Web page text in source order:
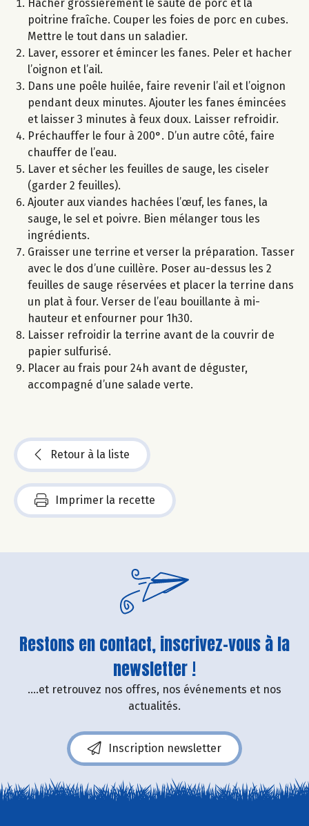
Hacher grossièrement le sauté de porc et la
poitrine fraîche. Couper les foies de porc en cubes.
Mettre le tout dans un saladier.
Laver, essorer et émincer les fanes. Peler et hacher
l’oignon et l’ail.
Dans une poêle huilée, faire revenir l’ail et l’oignon
pendant deux minutes. Ajouter les fanes émincées
et laisser 3 minutes à feux doux. Laisser refroidir.
Préchauffer le four à 200°. D’un autre côté, faire
chauffer de l’eau.
Laver et sécher les feuilles de sauge, les ciseler
(garder 2 feuilles).
Ajouter aux viandes hachées l’œuf, les fanes, la
sauge, le sel et poivre. Bien mélanger tous les
ingrédients.
Graisser une terrine et verser la préparation. Tasser
avec le dos d’une cuillère. Poser au-dessus les 2
feuilles de sauge réservées et placer la terrine dans
un plat à four. Verser de l’eau bouillante à mi-
hauteur et enfourner pour 1h30.
Laisser refroidir la terrine avant de la couvrir de
papier sulfurisé.
Placer au frais pour 24h avant de déguster,
accompagné d’une salade verte.
Retour à la liste
Imprimer la recette
Restons en contact, inscrivez-vous à la
newsletter !
....et retrouvez nos offres, nos événements et nos
actualités.
Inscription newsletter